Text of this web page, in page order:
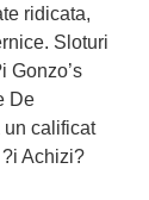
ridicata,
Sloturi
Gonzo’s
De
un calificat
Achizi?